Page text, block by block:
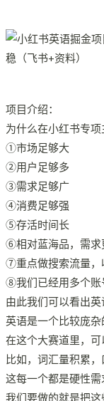
项目介绍：
为什么在小红书专项
①市场足够大
②用户足够多
③需求足够广
④消费足够强
⑤存活时间长
⑥相对蓝海品，需求
⑦重点做搜索流量，
⑧我们已经用多个账
由此我们可以看出
英语是一个比较庞
在这个大赛道里，
比如，词汇量积累
这每一个都是硬性
我们要做的就是把